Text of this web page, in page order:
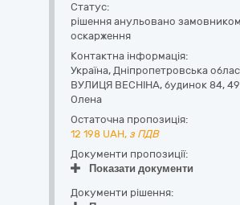
Статус:
рішення анульовано
оскарження
Контактна інформація:
Україна, Дніпропетровська
ВУЛИЦЯ ВЕСНІНА, будинок 84,
Олена
Остаточна пропозиція:
12 198 UAH, з ПДВ
Документи пропозиції:
Показати документи
Документи рішення: